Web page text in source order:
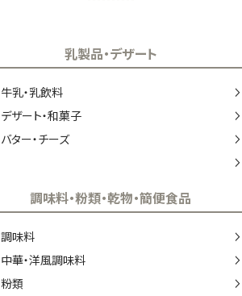
乳製品・デザート
牛乳・乳飲料
デザート・和菓子
バター・チーズ
調味料・粉類・乾物・簡便食品
調味料
中華・洋風調味料
粉類